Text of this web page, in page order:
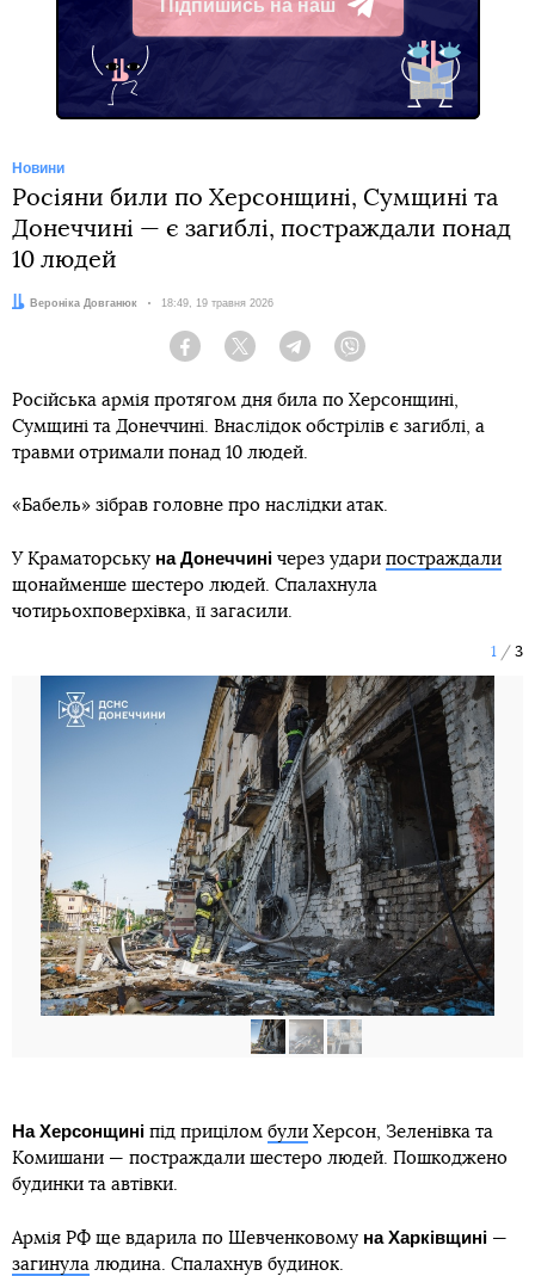
Підпишись на наш
Telegram
Новини
Росіяни били по Херсонщині, Сумщині та
Донеччині — є загиблі, постраждали понад
10 людей
Автор:Вероніка Довганюк Дата:
18:49, 19 травня 2026
Facebook Twitter Telegram
Російська армія протягом дня била по Херсонщині,
Сумщині та Донеччині. Внаслідок обстрілів є загиблі, а
травми отримали понад 10 людей.
«Бабель» зібрав головне про наслідки атак.
У Краматорську на Донеччині через удари постраждали
щонайменше шестеро людей. Спалахнула
чотирьохповерхівка, її загасили.
1 3
На Херсонщині під прицілом були Херсон, Зеленівка та
Комишани — постраждали шестеро людей. Пошкоджено
будинки та автівки.
Армія РФ ще вдарила по Шевченковому на Харківщині —
загинула людина. Спалахнув будинок.